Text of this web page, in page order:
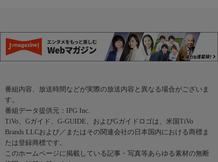
番組内容、放送時間などが実際の放送内容と異なる場合がございま
す。
番組データ提供元：IPG Inc.
TiVo、Gガイド、G-GUIDE、およびGガイドロゴは、米国TiVo
Brands LLCおよび／またはその関連会社の日本国内における商標ま
たは登録商標です。
このホームページに掲載している記事・写真等あらゆる素材の無断